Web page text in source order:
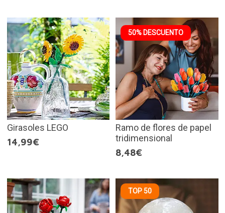
Girasoles LEGO
14,99€
50% DESCUENTO
Ramo de flores de papel
tridimensional
8,48€
TOP 50